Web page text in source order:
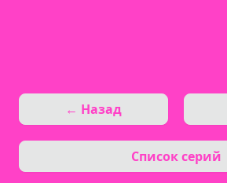
← Назад
Список серий